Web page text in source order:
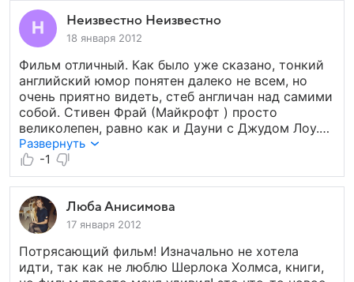
Неизвестно Неизвестно
18 января 2012
Фильм отличный. Как было уже сказано, тонкий
английский юмор понятен далеко не всем, но
очень приятно видеть, стеб англичан над самими
собой. Стивен Фрай (Майкрофт ) просто
великолепен, равно как и Дауни с Джудом Лоу.
Немного портят фильм к месту и не к месту
вставленные спецэффекты, но, это уже
последствия голливуда, где фильм был
произведен. Смотрите кино, наслаждайтесь
игрой актеров и тонким юмором и поменьше
внимания новомодным штучкам :) . Кстати, для
понимания рекомендую перед просмотром
почитать "Лжец" Стивена Фрая и обновить в
памяти первоисточник, причем внимательно :)ю
Развернуть
-1
Люба Анисимова
17 января 2012
Потрясающий фильм! Изначально не хотела
идти, так как не люблю Шерлока Холмса, книги,